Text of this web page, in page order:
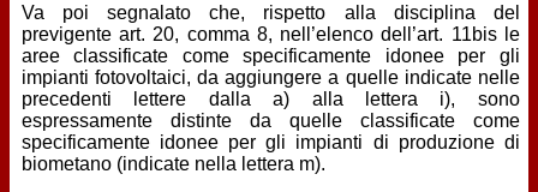
Va poi segnalato che, rispetto alla disciplina del
previgente art. 20, comma 8, nell’elenco dell’art. 11bis le
aree classificate come specificamente idonee per gli
impianti fotovoltaici, da aggiungere a quelle indicate nelle
precedenti lettere dalla a) alla lettera i), sono
espressamente distinte da quelle classificate come
specificamente idonee per gli impianti di produzione di
biometano (indicate nella lettera m).